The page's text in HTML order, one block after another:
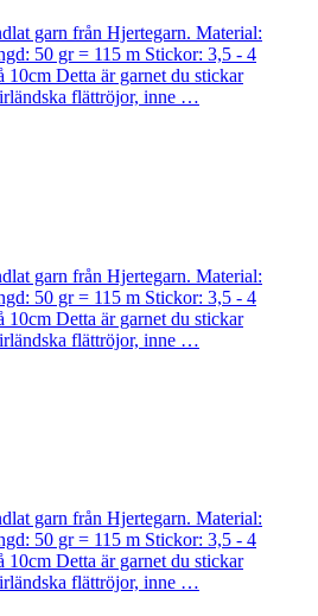
garn från Hjertegarn. Material:
50 gr = 115 m Stickor: 3,5 - 4
10cm Detta är garnet du stickar
flättröjor, inne …
garn från Hjertegarn. Material:
50 gr = 115 m Stickor: 3,5 - 4
10cm Detta är garnet du stickar
flättröjor, inne …
garn från Hjertegarn. Material:
50 gr = 115 m Stickor: 3,5 - 4
10cm Detta är garnet du stickar
flättröjor, inne …